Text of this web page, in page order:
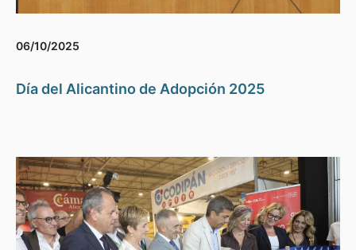
06/10/2025
Día del Alicantino de Adopción 2025